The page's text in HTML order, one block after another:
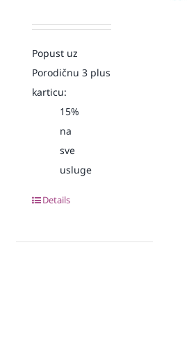
Popust uz
Porodičnu 3 plus
karticu:
15%
na
sve
usluge
Details